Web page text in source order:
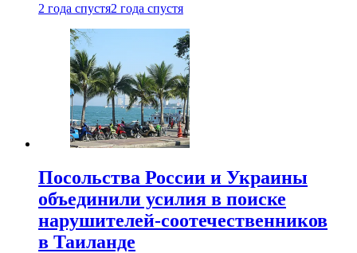
2 года спустя2 года спустя
Посольства России и Украины
объединили усилия в поиске
нарушителей-соотечественников
в Таиланде